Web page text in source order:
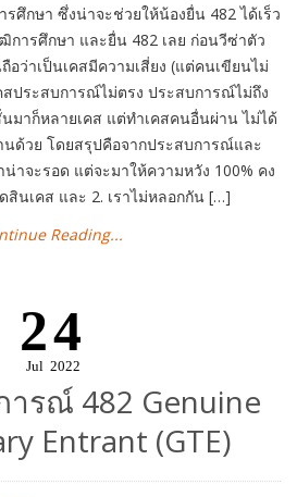
ศึกษา ซึ่งน่าจะช่วยให้น้องยื่น 482 ได้เร็ว
การศึกษา และยื่น 482 เลย ก่อนวีซ่าตัว
ว่าเป็นเคสมีความเสี่ยง (แต่คนเขียนไม่
สประสบการณ์ไม่ตรง ประสบการณ์ไม่ถึง
มาก็หลายเคส แต่ทำเคสคนอื่นผ่าน ไม่ได้
นด้วย โดยสรุปคือจากประสบการณ์และ
าจะรอด แต่จะมาให้ความหวัง 100% คง
สินเคส และ 2. เราไม่หลอกกัน […]
Reading...
24
Jul 2022
รณ์ 482 Genuine
Entrant (GTE)